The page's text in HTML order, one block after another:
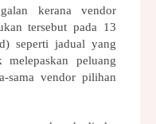
tersebut pada 13
seperti jadual yang
peluang
sama vendor pilihan